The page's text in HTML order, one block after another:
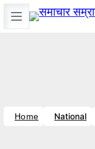
Skip
to
Home National